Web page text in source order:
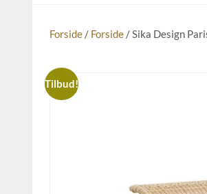
Forside / Forside / Sika Design
Tilbud!